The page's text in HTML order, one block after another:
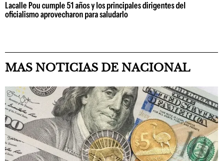
Lacalle Pou cumple 51 años y los principales dirigentes del
oficialismo aprovecharon para saludarlo
MAS NOTICIAS DE NACIONAL